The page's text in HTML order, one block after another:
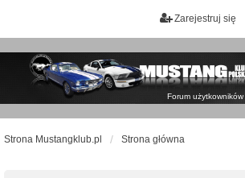
Zarejestruj się
Forum
Strona Mustangklub.pl Strona główna